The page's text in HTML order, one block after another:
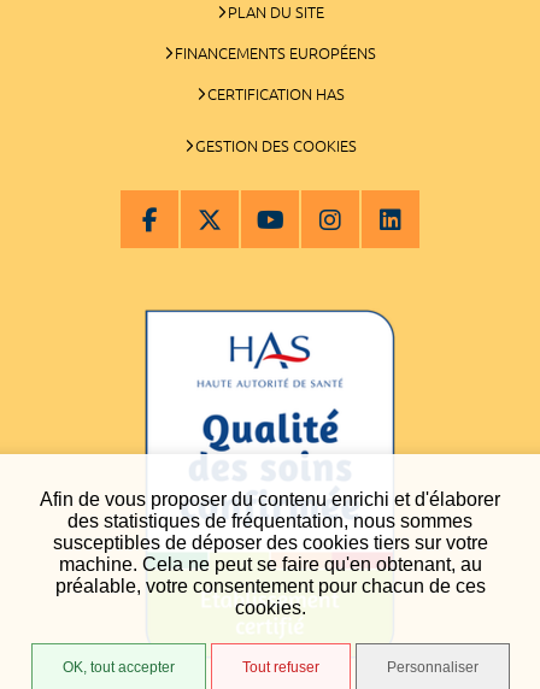
Afin de vous proposer du contenu enrichi et d'élaborer
des statistiques de fréquentation, nous sommes
susceptibles de déposer des cookies tiers sur votre
machine. Cela ne peut se faire qu'en obtenant, au
préalable, votre consentement pour chacun de ces
cookies.
OK, tout accepter Tout refuser Personnaliser
PLAN DU SITE
FINANCEMENTS EUROPÉENS
CERTIFICATION HAS
GESTION DES COOKIES